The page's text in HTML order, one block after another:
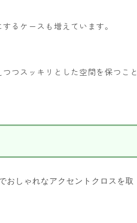
るケースも増えています。
つスッキリとした空間を保つこと